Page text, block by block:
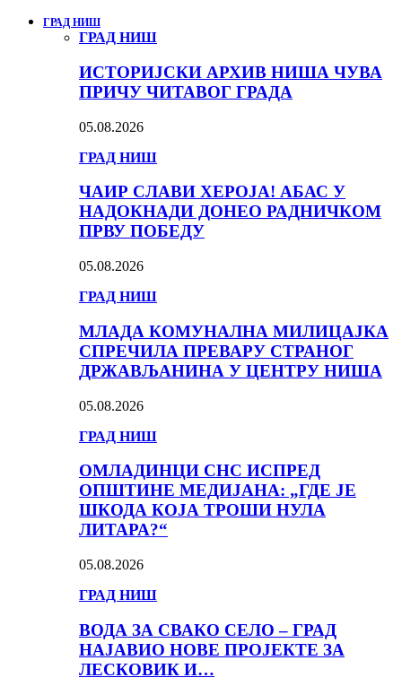
ГРАД НИШ
ГРАД НИШ
ИСТОРИЈСКИ АРХИВ НИША ЧУВА
ПРИЧУ ЧИТАВОГ ГРАДА
05.08.2026
ГРАД НИШ
ЧАИР СЛАВИ ХЕРОЈА! АБАС У
НАДОКНАДИ ДОНЕО РАДНИЧКОМ
ПРВУ ПОБЕДУ
05.08.2026
ГРАД НИШ
МЛАДА КОМУНАЛНА МИЛИЦАЈКА
СПРЕЧИЛА ПРЕВАРУ СТРАНОГ
ДРЖАВЉАНИНА У ЦЕНТРУ НИША
05.08.2026
ГРАД НИШ
ОМЛАДИНЦИ СНС ИСПРЕД
ОПШТИНЕ МЕДИЈАНА: „ГДЕ ЈЕ
ШКОДА КОЈА ТРОШИ НУЛА
ЛИТАРА?“
05.08.2026
ГРАД НИШ
ВОДА ЗА СВАКО СЕЛО – ГРАД
НАЈАВИО НОВЕ ПРОЈЕКТЕ ЗА
ЛЕСКОВИК И…